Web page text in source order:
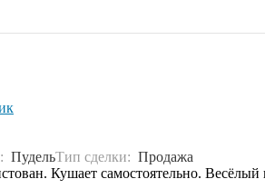
ПудельТип сделки: Продажа
Кушает самостоятельно.